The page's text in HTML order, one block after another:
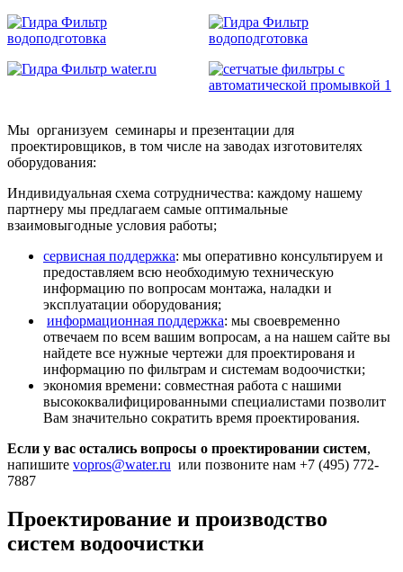
Мы организуем семинары и презентации для
проектировщиков, в том числе на заводах изготовителях
оборудования:
Индивидуальная схема сотрудничества: каждому нашему
партнеру мы предлагаем самые оптимальные
взаимовыгодные условия работы;
сервисная поддержка: мы оперативно консультируем и
предоставляем всю необходимую техническую
информацию по вопросам монтажа, наладки и
эксплуатации оборудования;
информационная поддержка: мы своевременно
отвечаем по всем вашим вопросам, а на нашем сайте вы
найдете все нужные чертежи для проектированя и
информацию по фильтрам и системам водоочистки;
экономия времени: совместная работа с нашими
высококвалифицированными специалистами позволит
Вам значительно сократить время проектирования.
Если у вас остались вопросы о проектировании систем,
напишите vopros@water.ru или позвоните нам +7 (495) 772-
7887
Проектирование и производство
систем водоочистки